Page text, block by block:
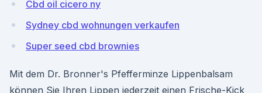
Cbd oil cicero ny
Sydney cbd wohnungen verkaufen
Super seed cbd brownies
Mit dem Dr. Bronner's Pfefferminze Lippenbalsam
können Sie Ihren Lippen jederzeit einen Frische-Kick